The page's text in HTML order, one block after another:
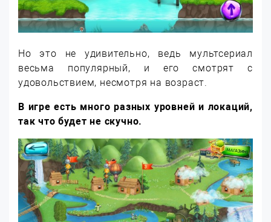
Но это не удивительно, ведь мультсериал
весьма популярный, и его смотрят с
удовольствием, несмотря на возраст.
В игре есть много разных уровней и локаций,
так что будет не скучно.